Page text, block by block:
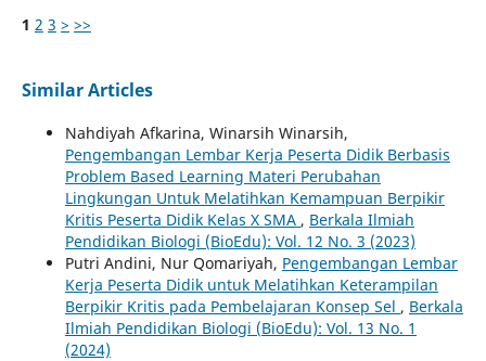
1 2 3 > >>
Similar Articles
Nahdiyah Afkarina, Winarsih Winarsih,
Pengembangan Lembar Kerja Peserta Didik Berbasis
Problem Based Learning Materi Perubahan
Lingkungan Untuk Melatihkan Kemampuan Berpikir
Kritis Peserta Didik Kelas X SMA , Berkala Ilmiah
Pendidikan Biologi (BioEdu): Vol. 12 No. 3 (2023)
Putri Andini, Nur Qomariyah, Pengembangan Lembar
Kerja Peserta Didik untuk Melatihkan Keterampilan
Berpikir Kritis pada Pembelajaran Konsep Sel , Berkala
Ilmiah Pendidikan Biologi (BioEdu): Vol. 13 No. 1
(2024)